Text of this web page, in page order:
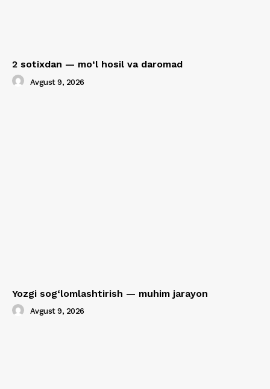
2 sotixdan — mo‘l hosil va daromad
Avgust 9, 2026
Yozgi sog‘lomlashtirish — muhim jarayon
Avgust 9, 2026